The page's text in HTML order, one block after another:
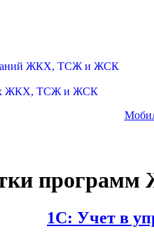
ЖКХ, ТСЖ и ЖСК
ЖКХ, ТСЖ и ЖСК
программ
1С: Учет в